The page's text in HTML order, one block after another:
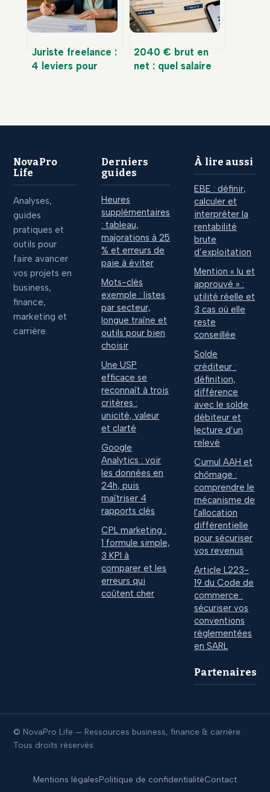
totale
personnel ?
Juriste freelance :
4 leviers pour
2040 € brut en
net : quel salaire
NovaPro
Life
Analyses,
guides
pratiques et
outils pour
faire avancer
vos projets en
business,
finance,
marketing et
carrière.
Derniers
guides
Heures
supplémentaires
: tableau,
majorations à 25
% et erreurs de
paie à éviter
Mots-clés
exemple : listes
par secteur,
longue traîne et
outils pour bien
choisir
Une USP
efficace se
reconnaît à trois
critères :
unicité, valeur
et clarté
Google
Analytics : voir
les données en
24h, puis
maîtriser 4
rapports clés
CPL marketing :
1 formule simple,
3 KPI à
comparer et les
erreurs qui
coûtent cher
À lire aussi
EBE : définir,
calculer et
interpréter la
rentabilité
brute
d’exploitation
Mention « lu et
approuvé » :
utilité réelle et
3 cas où elle
reste
conseillée
Solde
créditeur :
définition,
différence
avec le solde
débiteur et
lecture d’un
relevé
Cumul AAH et
chômage :
comprendre le
mécanisme de
l'allocation
différentielle
pour sécuriser
vos revenus
Article L223-
19 du Code de
commerce :
sécuriser vos
conventions
réglementées
en SARL
Partenaires
© NovaPro Life — Ressources business, finance & carrière.
Tous droits réservés.
Mentions légalesPolitique de confidentialitéContact